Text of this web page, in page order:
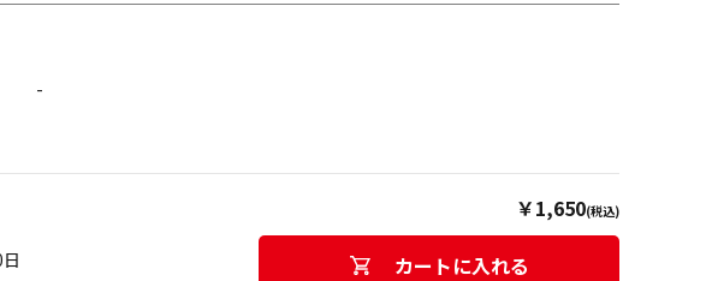
-
￥1,650(税込)
カートに入れる